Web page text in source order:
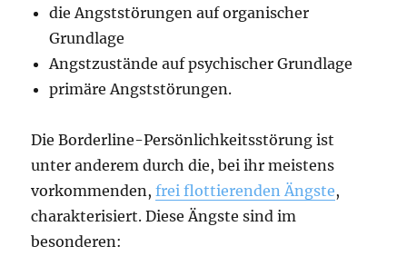
die Angststörungen auf organischer
Grundlage
Angstzustände auf psychischer Grundlage
primäre Angststörungen.
Die Borderline-Persönlichkeitsstörung ist
unter anderem durch die, bei ihr meistens
vorkommenden,frei flottierenden Ängste,
charakterisiert. Diese Ängste sind im
besonderen: